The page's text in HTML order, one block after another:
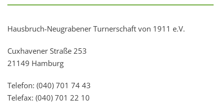
Hausbruch-Neugrabener Turnerschaft von 1911 e.V.
Cuxhavener Straße 253
21149 Hamburg
Telefon: (040) 701 74 43
Telefax: (040) 701 22 10